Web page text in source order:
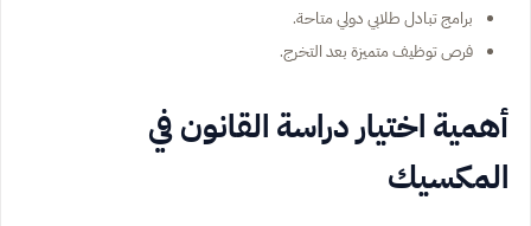
برامج تبادل طلابي دولي متاحة.
فرص توظيف متميزة بعد التخرج.
أهمية اختيار دراسة القانون في
المكسيك